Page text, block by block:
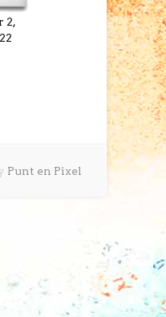
2,
Punt en Pixel